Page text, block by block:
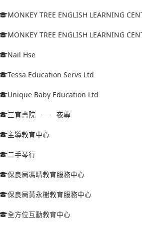
MONKEY TREE ENGLISH LEARNING
MONKEY TREE ENGLISH LEARNING
Nail Hse
Tessa Education Servs Ltd
Unique Baby Education Ltd
三育書院 － 夜專
主導教育中心
二手琴行
保良局馮晴教育服務中心
保良局黃永樹教育服務中心
全方位互動教育中心